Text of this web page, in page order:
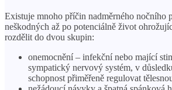
Existuje mnoho příčin nadměrného nočního
neškodných až po potenciálně život
rozdělit do dvou skupin:
onemocnění – infekční nebo mající
sympatický nervový systém, v
schopnost přiměřeně regulovat